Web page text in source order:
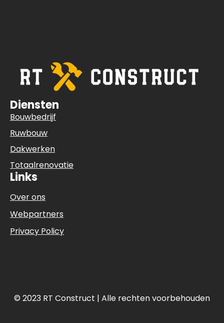
Diensten
Bouwbedrijf
Ruwbouw
Dakwerken
Totaalrenovatie
Links
Over ons
Webpartners
Privacy Policy
© 2023 RT Construct | Alle rechten voorbehouden